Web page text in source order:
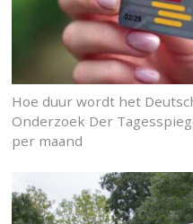
Hoe duur wordt het
Onderzoek Der
per maand